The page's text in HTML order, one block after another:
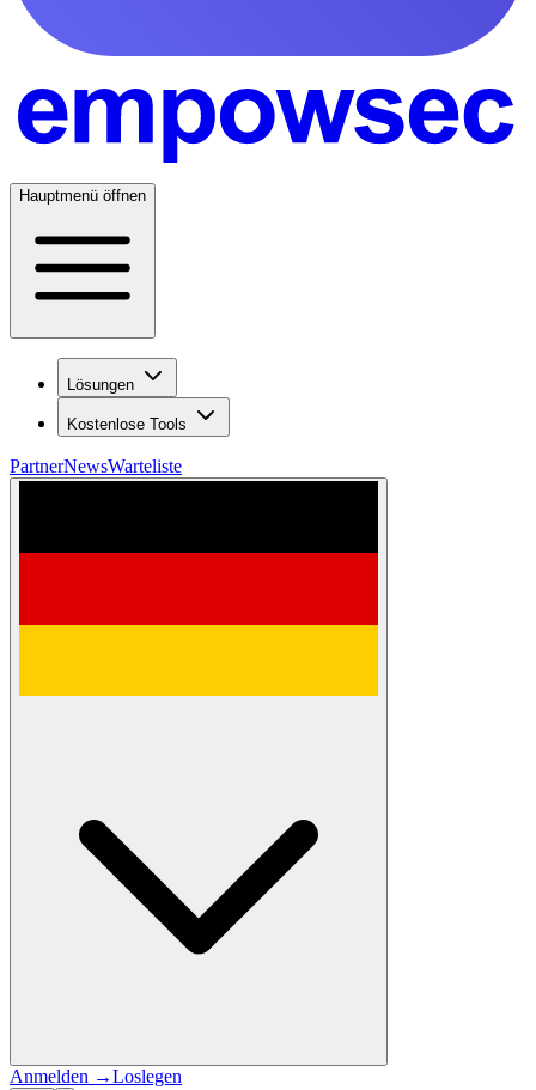
Hauptmenü öffnen
Lösungen
Kostenlose Tools
PartnerNewsWarteliste
Anmelden →Loslegen